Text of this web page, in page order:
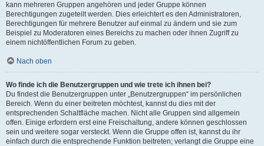
kann mehreren Gruppen angehören und jeder Gruppe können
Berechtigungen zugeteilt werden. Dies erleichtert es den Administratoren,
Berechtigungen für mehrere Benutzer auf einmal zu ändern und sie zum
Beispiel zu Moderatoren eines Bereichs zu machen oder ihnen Zugriff zu
einem nichtöffentlichen Forum zu geben.
Nach oben
Wo finde ich die Benutzergruppen und wie trete ich ihnen bei?
Du findest die Benutzergruppen unter „Benutzergruppen“ im persönlichen
Bereich. Wenn du einer beitreten möchtest, kannst du dies mit der
entsprechenden Schaltfläche machen. Nicht alle Gruppen sind allgemein
offen. Einige erfordern erst eine Freischaltung, andere können geschlossen
sein und weitere sogar versteckt. Wenn die Gruppe offen ist, kannst du ihr
einfach durch die entsprechende Funktion beitreten; verlangt die Gruppe eine